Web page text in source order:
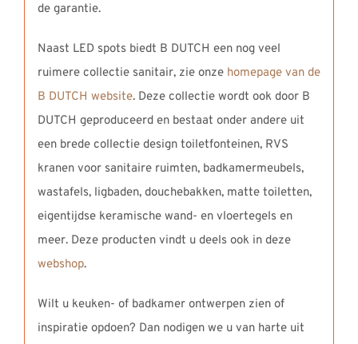
de garantie.
Naast LED spots biedt B DUTCH een nog veel
ruimere collectie sanitair, zie onze homepage van de
B DUTCH website. Deze collectie wordt ook door B
DUTCH geproduceerd en bestaat onder andere uit
een brede collectie design toiletfonteinen, RVS
kranen voor sanitaire ruimten, badkamermeubels,
wastafels, ligbaden, douchebakken, matte toiletten,
eigentijdse keramische wand- en vloertegels en
meer. Deze producten vindt u deels ook in deze
webshop.
Wilt u keuken- of badkamer ontwerpen zien of
inspiratie opdoen? Dan nodigen we u van harte uit